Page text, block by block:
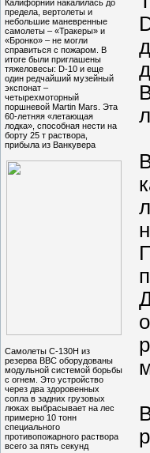
Калифорнии накалилась до
предела, вертолеты и
небольшие маневренные
самолеты – «Тракеры» и
«Бронко» – не могли
справиться с пожаром. В
итоге были приглашены
тяжеловесы: D-10 и еще
один редчайший музейный
экспонат –
четырехмоторный
поршневой Martin Mars. Эта
60-летняя «летающая
лодка», способная нести на
борту 25 т раствора,
прибыла из Ванкувера
Самолеты С-130Н из
резерва ВВС оборудованы
модульной системой борьбы
с огнем. Это устройство
через два здоровенных
сопла в задних грузовых
люках выбрасывает на лес
примерно 10 тонн
специального
противопожарного раствора
всего за пять секунд